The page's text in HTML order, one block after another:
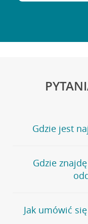
Gdzie jest
Jeśli szukasz
stronęPlacówki i
wygodna
oddziałów
Gdzie
Bank Credit Agricole
telefonu do placówki
Jak umówić